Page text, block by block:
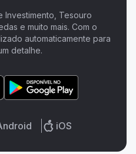
Investimento, Tesouro
e muito mais. Com o
automaticamente para
detalhe.
iOS